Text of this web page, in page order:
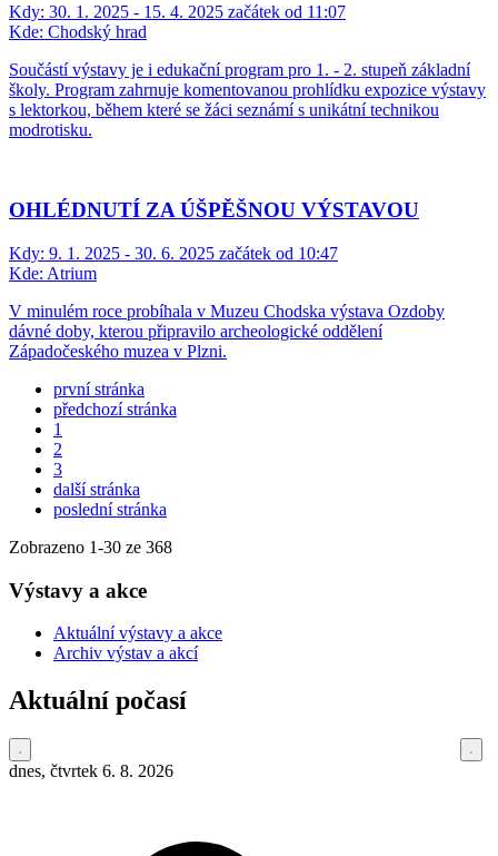
Kdy: 30. 1. 2025 - 15. 4. 2025 začátek od 11:07
Kde: Chodský hrad
Součástí výstavy je i edukační program pro 1. - 2. stupeň základní
školy. Program zahrnuje komentovanou prohlídku expozice výstavy
s lektorkou, během které se žáci seznámí s unikátní technikou
modrotisku.
OHLÉDNUTÍ ZA ÚŠPĚŠNOU VÝSTAVOU
Kdy: 9. 1. 2025 - 30. 6. 2025 začátek od 10:47
Kde: Atrium
V minulém roce probíhala v Muzeu Chodska výstava Ozdoby
dávné doby, kterou připravilo archeologické oddělení
Západočeského muzea v Plzni.
první stránka
předchozí stránka
1
2
3
další stránka
poslední stránka
Zobrazeno 1-30 ze 368
Výstavy a akce
Aktuální výstavy a akce
Archiv výstav a akcí
Aktuální počasí
dnes, čtvrtek 6. 8. 2026